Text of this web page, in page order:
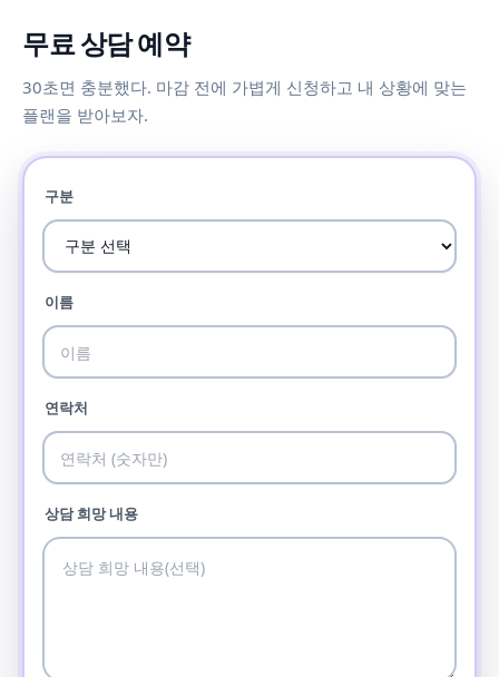
무료 상담 예약
30초면 충분했다. 마감 전에 가볍게 신청하고 내 상황에 맞는
플랜을 받아보자.
구분
이름
연락처
상담 희망 내용